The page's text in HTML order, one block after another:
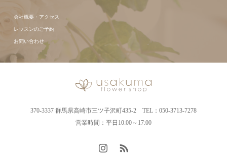
会社概要・アクセス
レッスンのご予約
お問い合わせ
370-3337 群馬県高崎市三ツ子沢町435-2 TEL：050-3713-7278
営業時間：平日10:00～17:00